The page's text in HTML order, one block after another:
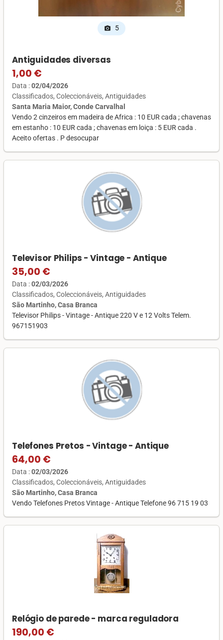
photo_camera 5
Antiguidades diversas
1,00 €
Data :02/04/2026
Classificados Coleccionáveis Antiguidades
Santa Maria Maior, Conde Carvalhal
Vendo 2 cinzeiros em madeira de Africa : 10 EUR cada ; chavenas
em estanho : 10 EUR cada ; chavenas em loiça : 5 EUR cada .
Aceito ofertas . P desocupar
Televisor Philips - Vintage - Antique
35,00 €
Data :02/03/2026
Classificados Coleccionáveis Antiguidades
São Martinho, Casa Branca
Televisor Philips - Vintage - Antique 220 V e 12 Volts Telem.
967151903
Telefones Pretos - Vintage - Antique
64,00 €
Data :02/03/2026
Classificados Coleccionáveis Antiguidades
São Martinho, Casa Branca
Vendo Telefones Pretos Vintage - Antique Telefone 96 715 19 03
Relógio de parede - marca reguladora
190,00 €